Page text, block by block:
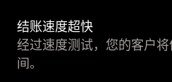
结账速度超快
经过速度测试，您的客户
间。